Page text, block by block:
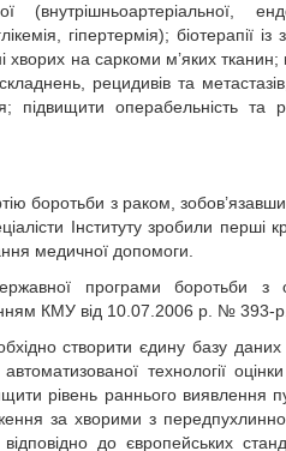
(внутрішньоартеріальної,
гіпертермія); біотерапії із
на саркоми м’яких тканин;
рецидивів та
підвищити операбельність та
боротьби з раком,
Інституту зробили перші
медичної допомоги.
програми боротьби з
КМУ від 10.07.2006 р. № 393-р.
створити єдину базу даних
технології
рівень раннього виявлення
за хворими з
до європейських